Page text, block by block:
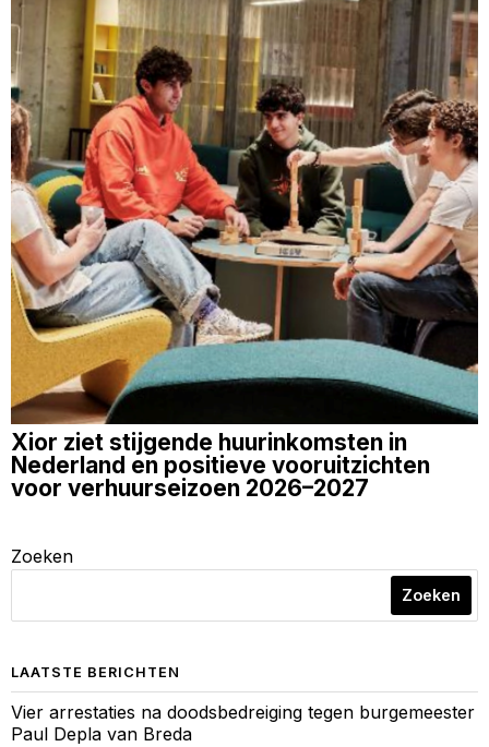
Xior ziet stijgende huurinkomsten in
Nederland en positieve vooruitzichten
voor verhuurseizoen 2026–2027
Zoeken
Zoeken
LAATSTE BERICHTEN
Vier arrestaties na doodsbedreiging tegen burgemeester
Paul Depla van Breda